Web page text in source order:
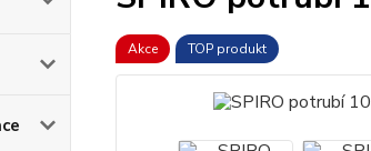
Akce TOP produkt